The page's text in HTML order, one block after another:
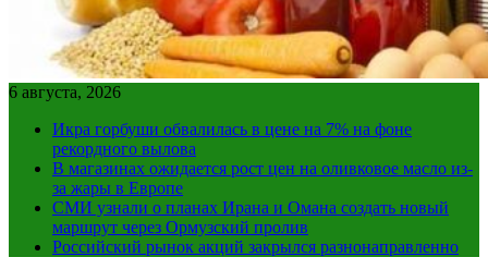
6 августа, 2026
Икра горбуши обвалилась в цене на 7% на фоне
рекордного вылова
В магазинах ожидается рост цен на оливковое масло из-
за жары в Европе
СМИ узнали о планах Ирана и Омана создать новый
маршрут через Ормузский пролив
Российский рынок акций закрылся разнонаправленно